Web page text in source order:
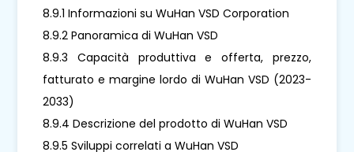
8.9.1 Informazioni su WuHan VSD Corporation
8.9.2 Panoramica di WuHan VSD
8.9.3 Capacità produttiva e offerta, prezzo,
fatturato e margine lordo di WuHan VSD (2023-
2033)
8.9.4 Descrizione del prodotto di WuHan VSD
8.9.5 Sviluppi correlati a WuHan VSD